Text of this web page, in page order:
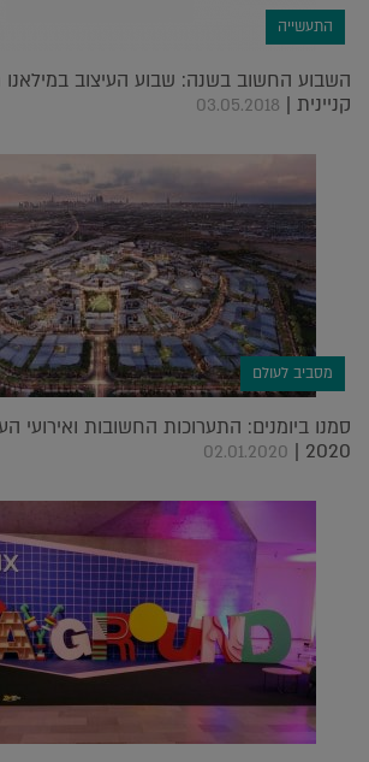
התעשייה
השבוע החשוב בשנה: שבוע העיצוב
קניינית | 03.05.2018
מסביב לעולם
סמנו ביומנים: התערוכות החשובות ואירועי
2020 |
02.01.2020